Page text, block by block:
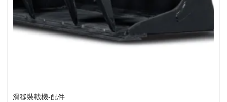
滑移裝載機-配件